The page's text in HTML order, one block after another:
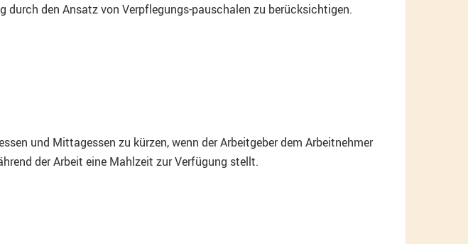
den Ansatz von Verpflegungs-pauschalen zu berücksichtigen.
und Mittagessen zu kürzen, wenn der Arbeitgeber dem Arbeitnehmer
der Arbeit eine Mahlzeit zur Verfügung stellt.